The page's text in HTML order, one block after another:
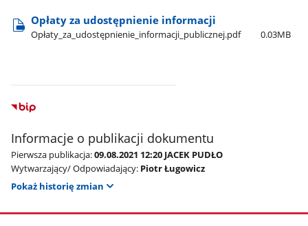
Opłaty za udostępnienie informacji
Opłaty​_za​_udostępnienie​_informacji​_publicznej.pdf 0.03MB
Informacje o publikacji dokumentu
Pierwsza publikacja:09.08.2021 12:20 JACEK PUDŁO
Wytwarzający/ Odpowiadający: Piotr Ługowicz
Pokaż historię zmian